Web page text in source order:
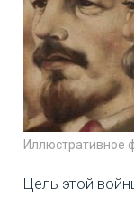
Иллюстративное
Цель этой